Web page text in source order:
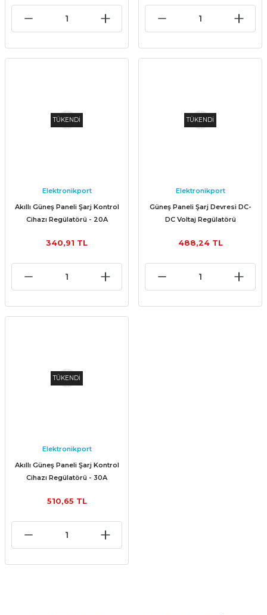
TÜKENDİ
Elektronikport
Akıllı Güneş Paneli Şarj Kontrol
Cihazı Regülatörü - 20A
340,91 TL
TÜKENDİ
Elektronikport
Güneş Paneli Şarj Devresi DC-
DC Voltaj Regülatörü
488,24 TL
TÜKENDİ
Elektronikport
Akıllı Güneş Paneli Şarj Kontrol
Cihazı Regülatörü - 30A
510,65 TL